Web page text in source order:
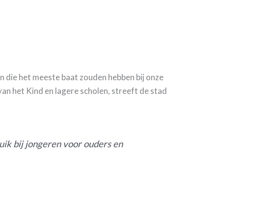
die het meeste baat zouden hebben bij onze
het Kind en lagere scholen, streeft de stad
bij jongeren voor ouders en